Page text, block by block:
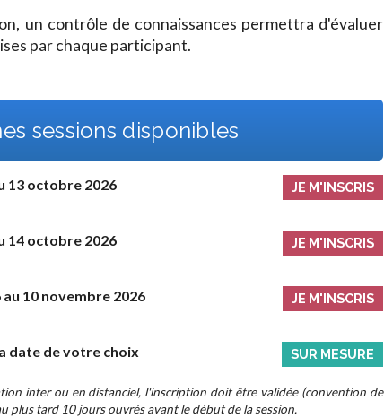
un contrôle de connaissances permettra d'évaluer
par chaque participant.
sessions disponibles
13 octobre 2026 JE M'INSCRIS
14 octobre 2026 JE M'INSCRIS
10 novembre 2026 JE M'INSCRIS
date de votre choix SUR MESURE
inter ou en distanciel, l'inscription doit être validée (convention de
plus tard 10 jours ouvrés avant le début de la session.